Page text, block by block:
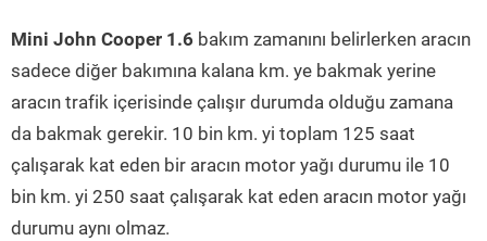
Mini John Cooper 1.6 bakım zamanını belirlerken aracın
sadece diğer bakımına kalana km. ye bakmak yerine
aracın trafik içerisinde çalışır durumda olduğu zamana
da bakmak gerekir. 10 bin km. yi toplam 125 saat
çalışarak kat eden bir aracın motor yağı durumu ile 10
bin km. yi 250 saat çalışarak kat eden aracın motor yağı
durumu aynı olmaz.